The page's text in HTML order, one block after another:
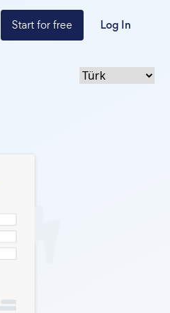
Start for free Log In